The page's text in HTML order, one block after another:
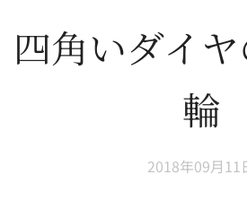
四角いダイ
輪
2018年09月11